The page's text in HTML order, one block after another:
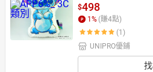
$498
1 % (賺4點)
(1)
UNIPRO優鋪